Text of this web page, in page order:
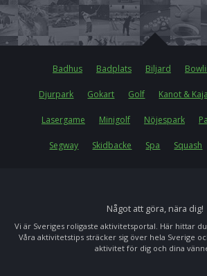
Badhus Badplats Biljard
Djurpark Gokart Golf Kanot &
Lasergame Minigolf Nöjespark
Segway Skidbacke Spa Squash
Något att göra, nära dig!
Vi är Sveriges roligaste aktivitetsportal. Här hittar
Våra aktivitetstips sträcker sig över hela Sverige
aktivitet för dig och dina